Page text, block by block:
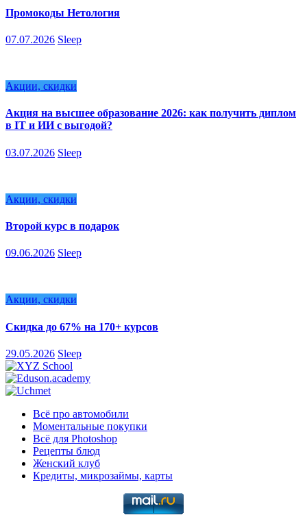
Промокоды Нетология
07.07.2026 Sleep
Акции, скидки
Акция на высшее образование 2026: как получить диплом
в IT и ИИ с выгодой?
03.07.2026 Sleep
Акции, скидки
Второй курс в подарок
09.06.2026 Sleep
Акции, скидки
Скидка до 67% на 170+ курсов
29.05.2026 Sleep
Всё про автомобили
Моментальные покупки
Всё для Photoshop
Рецепты блюд
Женский клуб
Кредиты, микрозаймы, карты